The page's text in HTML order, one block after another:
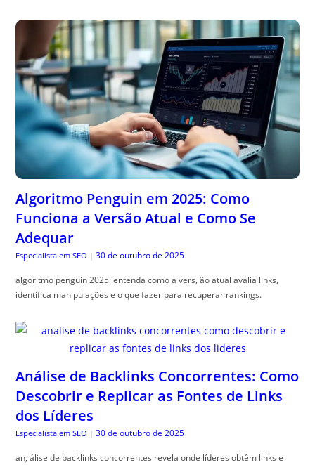
Algoritmo Penguin em 2025: Como
Funciona a Versão Atual e Como Se
Adequar
Especialista em SEO | 30 de outubro de 2025
algoritmo penguin 2025: entenda como a vers, ão atual avalia links,
identifica manipulações e o que fazer para recuperar rankings.
Análise de Backlinks Concorrentes: Como
Descobrir e Replicar as Fontes de Links
dos Líderes
Especialista em SEO | 30 de outubro de 2025
an, álise de backlinks concorrentes revela onde líderes obtêm links e